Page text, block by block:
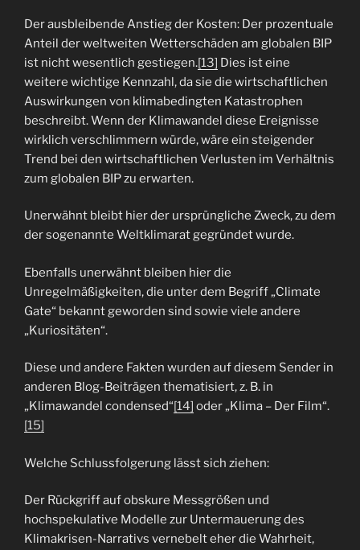
Der ausbleibende Anstieg der Kosten: Der prozentuale
Anteil der weltweiten Wetterschäden am globalen BIP
ist nicht wesentlich gestiegen.[13] Dies ist eine
weitere wichtige Kennzahl, da sie die wirtschaftlichen
Auswirkungen von klimabedingten Katastrophen
beschreibt. Wenn der Klimawandel diese Ereignisse
wirklich verschlimmern würde, wäre ein steigender
Trend bei den wirtschaftlichen Verlusten im Verhältnis
zum globalen BIP zu erwarten.
Unerwähnt bleibt hier der ursprüngliche Zweck, zu dem
der sogenannte Weltklimarat gegründet wurde.
Ebenfalls unerwähnt bleiben hier die
Unregelmäßigkeiten, die unter dem Begriff „Climate
Gate“ bekannt geworden sind sowie viele andere
„Kuriositäten“.
Diese und andere Fakten wurden auf diesem Sender in
anderen Blog-Beiträgen thematisiert, z. B. in
„Klimawandel condensed“[14] oder „Klima – Der Film“.
[15]
Welche Schlussfolgerung lässt sich ziehen:
Der Rückgriff auf obskure Messgrößen und
hochspekulative Modelle zur Untermauerung des
Klimakrisen-Narrativs vernebelt eher die Wahrheit,